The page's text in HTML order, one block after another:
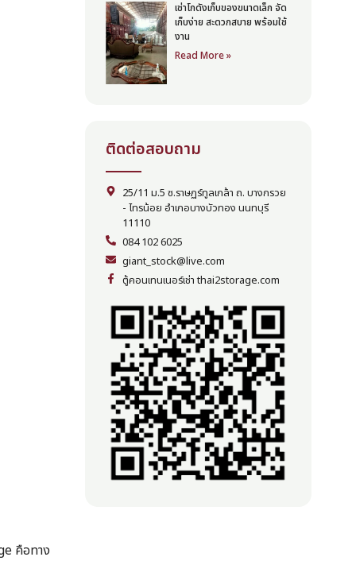
คือทาง
เช่าโกดังเก็บของขนาดเล็ก จัด
เก็บง่าย สะดวกสบาย พร้อมใช้
งาน
Read More »
ติดต่อสอบถาม
25/11 ม.5 ซ.ราษฏร์ทูลเกล้า ถ. บางกรวย
- ไทรน้อย อำเภอบางบัวทอง นนทบุรี
11110
084 102 6025
giant_stock@live.com
ตู้คอนเทนเนอร์เช่า thai2storage.com